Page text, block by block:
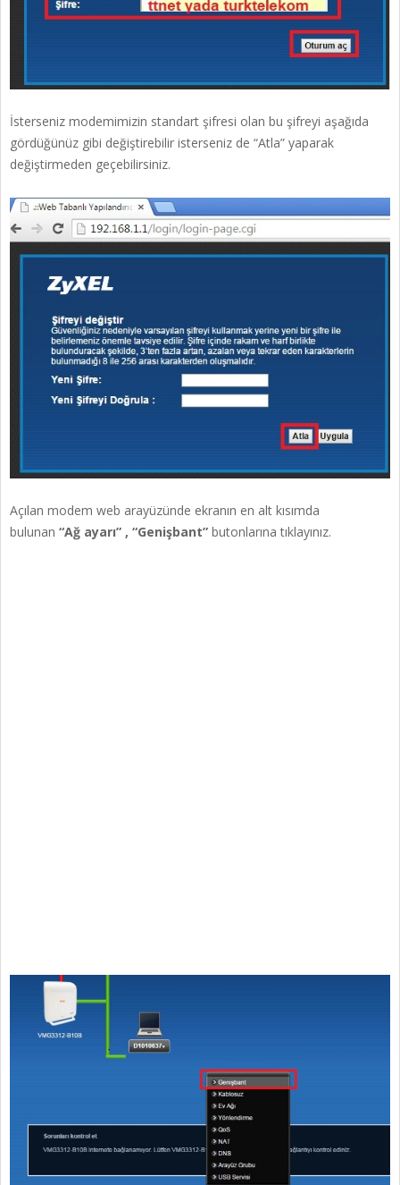
İsterseniz modemimizin standart şifresi olan bu şifreyi aşağıda
gördüğünüz gibi değiştirebilir isterseniz de “Atla” yaparak
değiştirmeden geçebilirsiniz.
Açılan modem web arayüzünde ekranın en alt kısımda
bulunan “Ağ ayarı” , “Genişbant” butonlarına tıklayınız.